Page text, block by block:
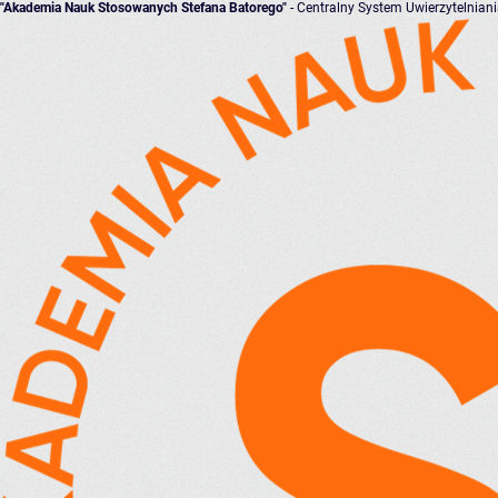
"Akademia Nauk Stosowanych Stefana Batorego" - Centralny System